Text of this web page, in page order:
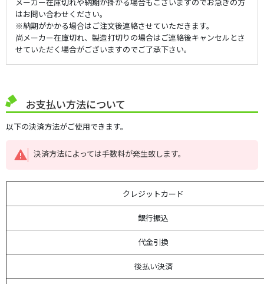
はお問い合わせください。
※納期がかかる場合はご注文後連絡させていただきます。
尚メーカー在庫切れ、製造打切りの場合はご連絡後キャンセルとさ
せていただく場合がございますのでご了承下さい。
お支払い方法について
以下の決済方法がご使用できます。
決済方法によっては手数料が発生致します。
クレジットカード
銀行振込
代金引換
後払い決済